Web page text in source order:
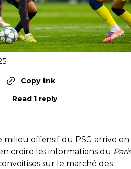
Copy link
Read 1 reply
milieu offensif du PSG arrive
croire les informations du
sur le marché des